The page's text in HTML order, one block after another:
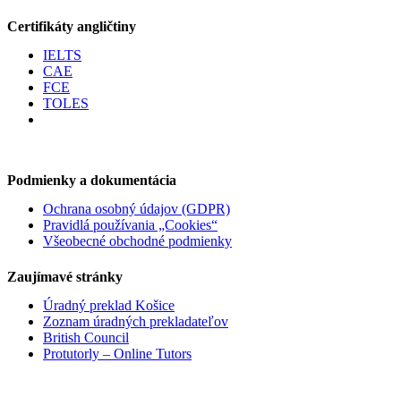
Certifikáty angličtiny
IELTS
CAE
FCE
TOLES
Podmienky a dokumentácia
Ochrana osobný údajov (GDPR)
Pravidlá používania „Cookies“
Všeobecné obchodné podmienky
Zaujímavé stránky
Úradný preklad Košice
Zoznam úradných prekladateľov
British Council
Protutorly – Online Tutors